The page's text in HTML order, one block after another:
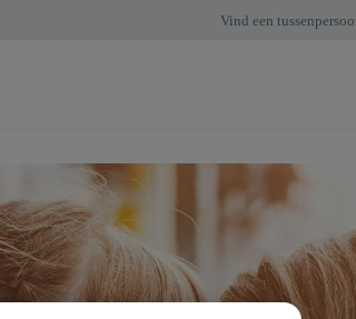
Vind een
informatie
DELA
tussenpersoon
mij
brochure aan